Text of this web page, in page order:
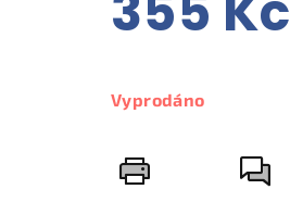
cena:
Vyprodáno